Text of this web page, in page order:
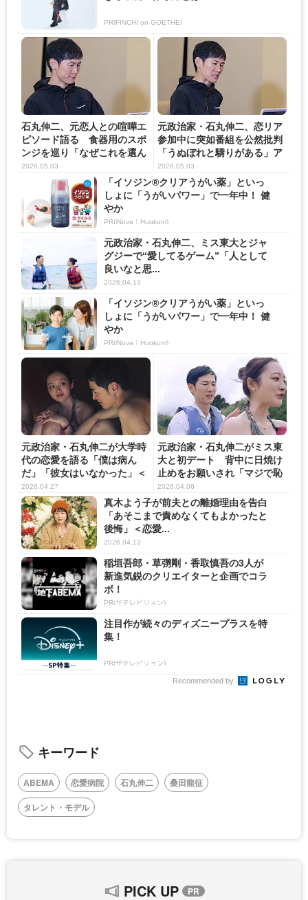
PR(FINCHI on GOETHE)
石丸伸二、元恋人との喧嘩エ
ピソード語る 食器用のスポ
ンジを巡り「なぜこれを選ん
だ...
2026.05.03
元政治家・石丸伸二、恋リア
参加中に突如番組を公然批判
「うぬぼれと驕りがある」ア
レ...
2026.05.03
「イソジン®クリアうがい薬」といっ
しょに「うがいパワー」で一年中！ 健
やか
PR(iNova｜Hugkum)
元政治家・石丸伸二、ミス東大とジャ
グジーで“愛してるゲーム”「人として
良いなと思...
2026.04.13
「イソジン®クリアうがい薬」といっ
しょに「うがいパワー」で一年中！ 健
やか
PR(iNova｜Hugkum)
元政治家・石丸伸二が大学時
代の恋愛を語る「僕は病ん
だ」「彼女はいなかった」＜
恋愛...
2026.04.27
元政治家・石丸伸二がミス東
大と初デート 背中に日焼け
止めをお願いされ「マジで恥
ず...
2026.04.06
真木よう子が前夫との離婚理由を告白
「あそこまで責めなくてもよかったと
後悔」＜恋愛...
2026.04.13
稲垣吾郎・草彅剛・香取慎吾の3人が
新進気鋭のクリエイターと企画でコラ
ボ！
PR(ザテレビジョン)
注目作が続々のディズニープラスを特
集！
PR(ザテレビジョン)
Recommended by
キーワード
ABEMA 恋愛病院 石丸伸二
桑田龍征
タレント・モデル
PICK UP